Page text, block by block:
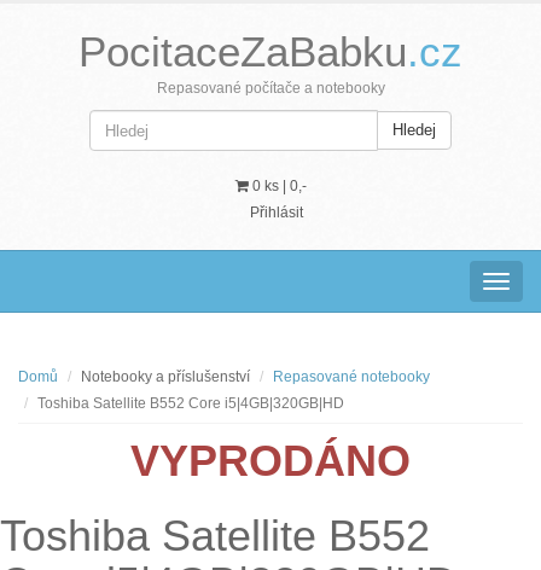
PocitaceZaBabku.cz
Repasované počítače a notebooky
Hledej
0 ks | 0,-
Přihlásit
Domů Notebooky a příslušenství
Repasované notebooky
Toshiba Satellite B552 Core i5|4GB|320GB|HD
VYPRODÁNO
Toshiba Satellite B552